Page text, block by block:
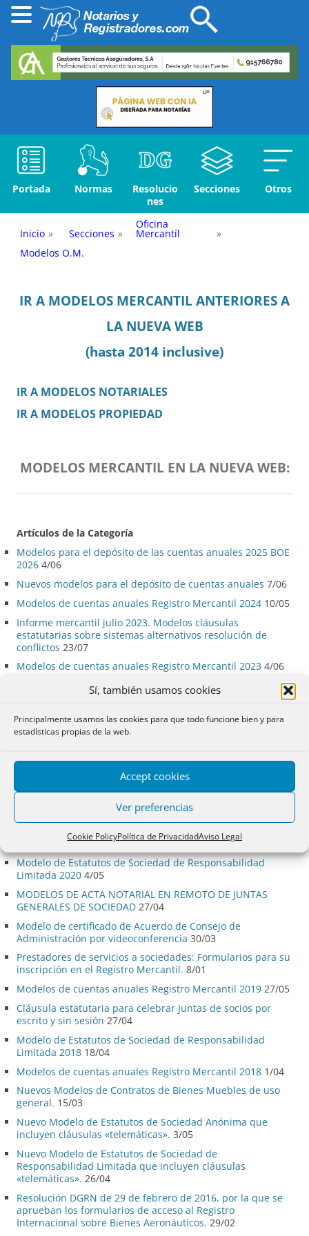
Sí, también usamos cookies
Principalmente usamos las cookies para que todo funcione bien y para
estadísticas propias de la web.
Accept cookies
Ver preferencias
Cookie PolicyPolítica de PrivacidadAviso Legal
Portada Normas
Resolucio
nes
Secciones Otros
Inicio » Secciones »
Oficina
Mercantíl
»
Modelos O.M.
IR A MODELOS MERCANTIL ANTERIORES A
LA NUEVA WEB
(hasta 2014 inclusive)
IR A MODELOS NOTARIALES
IR A MODELOS PROPIEDAD
MODELOS MERCANTIL EN LA NUEVA WEB:
Artículos de la Categoría
Modelos para el depósito de las cuentas anuales 2025 BOE
2026 4/06
Nuevos modelos para el depósito de cuentas anuales 7/06
Modelos de cuentas anuales Registro Mercantil 2024 10/05
Informe mercantil julio 2023. Modelos cláusulas
estatutarias sobre sistemas alternativos resolución de
conflictos 23/07
Modelos de cuentas anuales Registro Mercantil 2023 4/06
Modelos de cuentas anuales Registro Mercantil 2022
7/07
Informe mercantil junio de 2022. Modelos de estatutos: de
asistencia telemática a la junta y de juntas exclusivamente
telemáticas.21/06
estatutos, Resoluciones y Trabajos.27/03
Informe Mercantil Marzo 2022. Modelo de estatutos de
sociedad profesional.21/03
Modelos de cuentas anuales Registro Mercantil 2021
Modelo de Estatutos de Sociedad Anónima 2020 que
incluyen cláusulas «telemáticas».21/05
Modelo de Estatutos de Sociedad de Responsabilidad
Limitada 2020 4/05
MODELOS DE ACTA NOTARIAL EN REMOTO DE JUNTAS
GENERALES DE SOCIEDAD 27/04
Modelo de certificado de Acuerdo de Consejo de
Administración por videoconferencia 30/03
Prestadores de servicios a sociedades: Formularios para su
inscripción en el Registro Mercantil. 8/01
Modelos de cuentas anuales Registro Mercantil 2019 27/05
Cláusula estatutaria para celebrar Juntas de socios por
escrito y sin sesión 27/04
Modelo de Estatutos de Sociedad de Responsabilidad
Limitada 2018 18/04
Modelos de cuentas anuales Registro Mercantil 2018 1/04
Nuevos Modelos de Contratos de Bienes Muebles de uso
general. 15/03
Nuevo Modelo de Estatutos de Sociedad Anónima que
incluyen cláusulas «telemáticas». 3/05
Nuevo Modelo de Estatutos de Sociedad de
Responsabilidad Limitada que incluyen cláusulas
«telemáticas». 26/04
Resolución DGRN de 29 de febrero de 2016, por la que se
aprueban los formularios de acceso al Registro
Internacional sobre Bienes Aeronáuticos. 29/02